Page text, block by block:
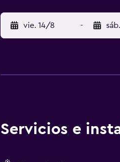
vie. 14/8 -
Servicios e